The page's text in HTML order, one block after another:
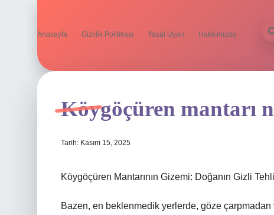
Anasayfa Gizlilik Politikası Yasal Uyarı Hakkımızda
Köygöçüren mantarı
Tarih: Kasım 15, 2025
Köygöçüren Mantarının Gizemi: Doğanın Gizli
Bazen, en beklenmedik yerlerde, göze çarpmadan